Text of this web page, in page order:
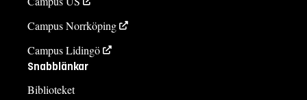
Campus Norrköping
Campus Lidingö
Snabblänkar
Biblioteket